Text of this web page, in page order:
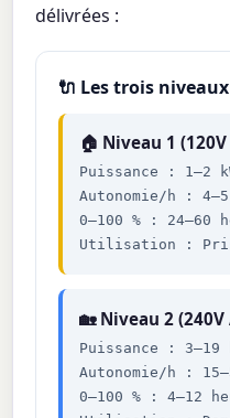
délivrées :
🔌 Les trois
🏠 Niveau 1 (120V
Puissance : 1–2
Autonomie/h :
0–100 % : 24–60
Utilisation :
🏡 Niveau 2 (240V
Puissance : 3–19
Autonomie/h :
0–100 % : 4–12